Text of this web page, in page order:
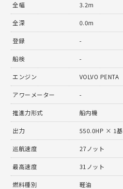
全幅 3.2m
全深 0.0m
登録 -
船検 -
エンジン VOLVO PENTA
アワーメーター -
推進力形式 船内機
出力 550.0HP × 1基
巡航速度 27ノット
最高速度 31ノット
燃料種別 軽油